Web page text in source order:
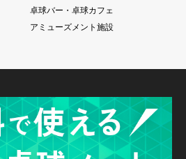
卓球バー・卓球カフェ
アミューズメント施設